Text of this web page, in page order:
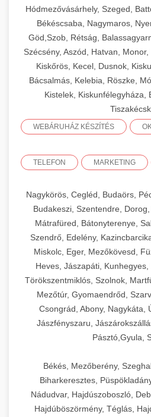
Hódmezővásárhely, Szeged,
Békéscsaba, Nagymaros,
Göd,Szob, Rétság,
Szécsény, Aszód, Hatvan,
Kiskőrös, Kecel, Dusnok,
Bácsalmás, Kelebia, Röszke,
Kistelek, Kiskunfélegyháza,
WEBÁRUHÁZ KÉSZÍTÉS
TELEFON MARKETING
Nagykörös, Cegléd, Budaörs,
Budakeszi, Szentendre,
Mátrafüred, Bátonyterenye,
Szendrő, Edelény,
Miskolc, Eger, Mezőkövesd,
Heves, Jászapáti, Kunhegyes,
Törökszentmiklós, Szolnok,
Mezőtúr, Gyomaendrőd,
Csongrád, Abony, Nagykáta,
Jászfényszaru,
Pásztó,Gyula,
Békés, Mezőberény,
Biharkeresztes,
Nádudvar, Hajdúszoboszló,
Hajdúböszörmény, Téglás,